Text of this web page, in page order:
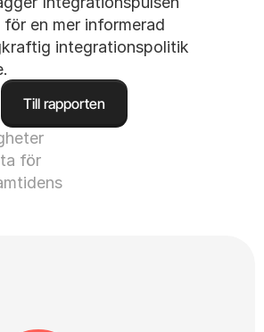
för en mer informerad
integrationspolitik
Till rapporten
för